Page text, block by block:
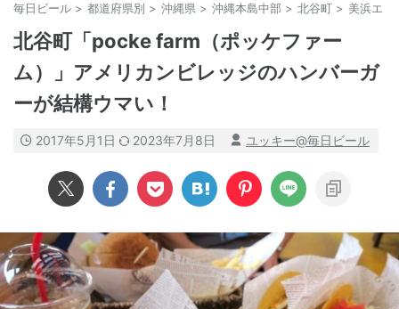
毎日ビール > 都道府県別 > 沖縄県 > 沖縄本島中部 > 北谷町 > 美浜エリ
北谷町「pocke farm（ポッケファー
ム）」アメリカンビレッジのハンバーガ
ーが結構ウマい！
2017年5月1日 2023年7月8日 ユッキー@毎日ビール